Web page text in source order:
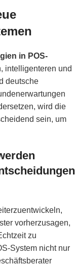
in POS-
intelligenteren und
deutsche
wird die
sein, um
vorherzusagen,
zu
System nicht nur